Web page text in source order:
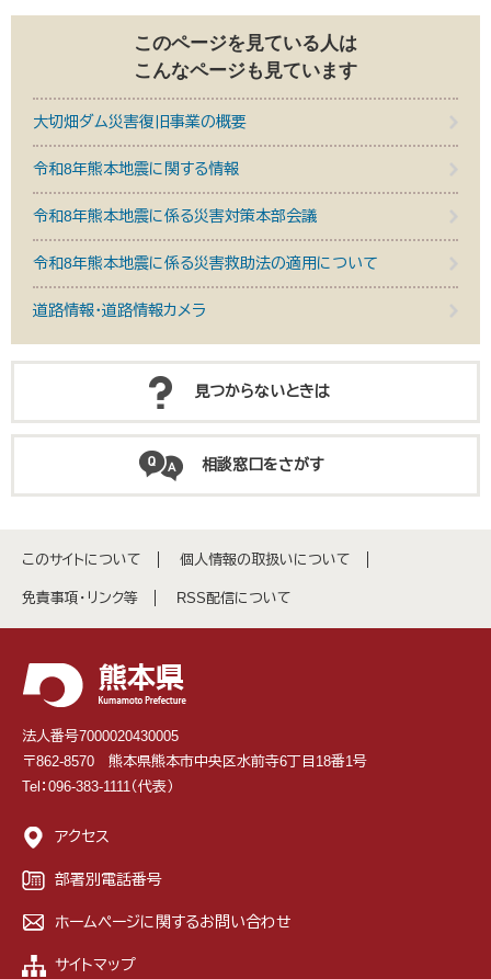
このページを見ている人は
こんなページも見ています
大切畑ダム災害復旧事業の概要
令和8年熊本地震に関する情報
令和8年熊本地震に係る災害対策本部会議
令和8年熊本地震に係る災害救助法の適用について
道路情報・道路情報カメラ
見つからないときは
相談窓口をさがす
このサイトについて 個人情報の取扱いについて
免責事項・リンク等 RSS配信について
法人番号7000020430005
〒862-8570 熊本県熊本市中央区水前寺6丁目18番1号
Tel：096-383-1111（代表）
アクセス
部署別電話番号
ホームページに関するお問い合わせ
サイトマップ